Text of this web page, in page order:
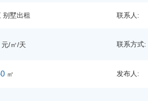
别墅出租 联系人:
元/㎡/天 联系方式:
㎡ 发布人: